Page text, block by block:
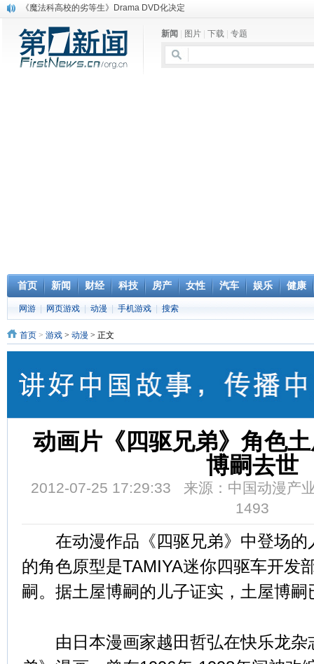
《魔法科高校的劣等生》Drama DVD化决定
消息称刘强东要求京东商城明年扭亏为盈
保健品也能吃出一身病? 康宝莱员工自揭多项家丑
煤价"跳水"电企利润"蹦高" 电煤联动亟待完善
新闻 图片 下载 专题
首页 新闻 财经 科技 房产 女性 汽车 娱乐 健康
网游 网页游戏 动漫 手机游戏 搜索
首页 > 游戏 > 动漫 > 正文
动画片《四驱兄弟》角色
博嗣去世
2012-07-25 17:29:33 来源：中国动漫产
1493
在动漫作品《四驱兄弟》中登场的
的角色原型是TAMIYA迷你四驱车开
嗣。据土屋博嗣的儿子证实，土屋博嗣
由日本漫画家越田哲弘在快乐龙杂